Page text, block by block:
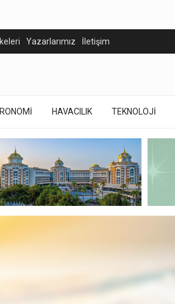
Yazarlarımız İletişim
HAVACILIK TEKNOLOJİ